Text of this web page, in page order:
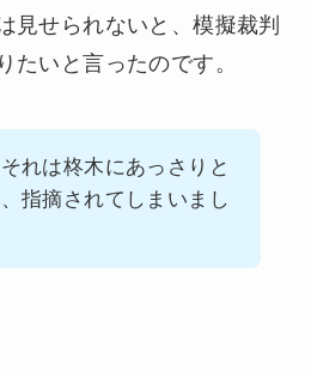
見せられないと、模擬裁判
たいと言ったのです。
れは柊木にあっさりと
指摘されてしまいまし